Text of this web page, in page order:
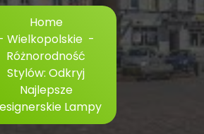
Home
Wielkopolskie-
Różnorodność
Stylów: Odkryj
Najlepsze
Lampy